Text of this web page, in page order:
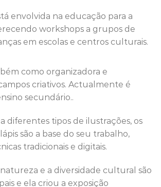
envolvida na educação para a
workshops a grupos de
em escolas e centros culturais.
como organizadora e
criativos. Actualmente é
secundário..
diferentes tipos de ilustrações, os
são a base do seu trabalho,
tradicionais e digitais.
e a diversidade cultural são
e ela criou a exposição